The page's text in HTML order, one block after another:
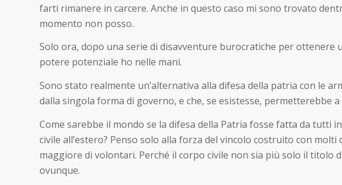
farti rimanere in carcere. Anche in questo caso mi sono trovato
momento non posso.
Solo ora, dopo una serie di disavventure burocratiche per
potere potenziale ho nelle mani.
Sono stato realmente un’alternativa alla difesa della patria con le
dalla singola forma di governo, e che, se esistesse,
Come sarebbe il mondo se la difesa della Patria fosse fatta da tutti
civile all’estero? Penso solo alla forza del vincolo costruito con
maggiore di volontari. Perché il corpo civile non sia più solo il
ovunque.